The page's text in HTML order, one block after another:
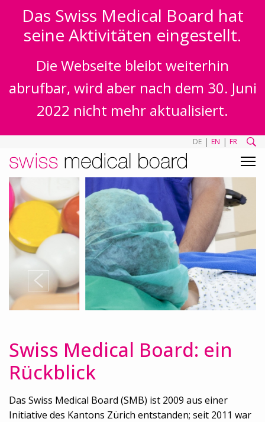
Das Swiss Medical Board hat
seine Aktivitäten eingestellt.
Die Webseite bleibt weiterhin
abrufbar, wird aber nach dem 30. Juni
2022 nicht mehr aktualisiert.
DE | EN | FR
Swiss Medical Board: ein
Rückblick
Das Swiss Medical Board (SMB) ist 2009 aus einer
Initiative des Kantons Zürich entstanden; seit 2011 war